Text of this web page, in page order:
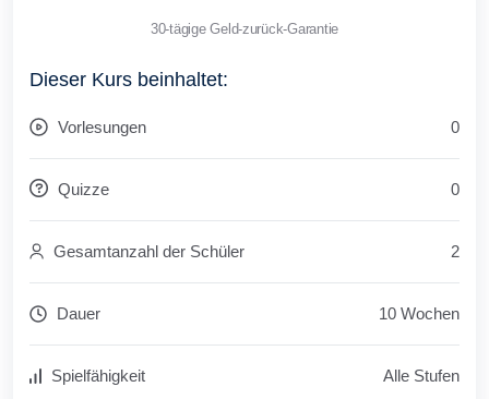
30-tägige Geld-zurück-Garantie
Dieser Kurs beinhaltet:
Vorlesungen 0
Quizze 0
Gesamtanzahl der Schüler 2
Dauer 10 Wochen
Spielfähigkeit Alle Stufen